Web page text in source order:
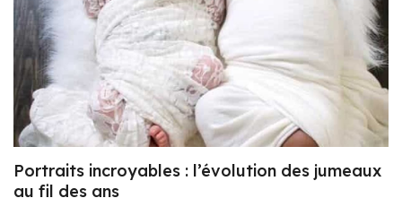
Portraits incroyables : l’évolution des jumeaux
au fil des ans